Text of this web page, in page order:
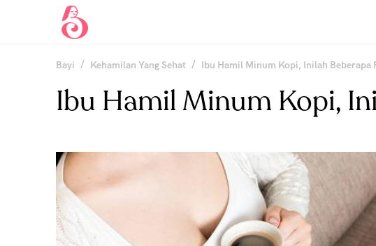
Bayi / Kehamilan Yang Sehat / Ibu Hamil Minum Kopi, Inilah Beberapa
Ibu Hamil Minum Kopi,